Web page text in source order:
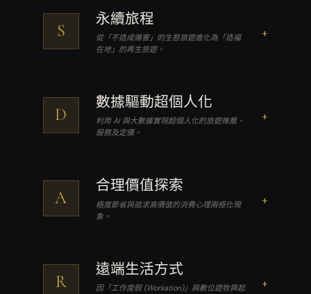
S
永續旅程
從「不造成傷害」的生態旅遊進化為「造福
在地」的再生旅遊。
+
D
數據驅動超個人化
利用 AI 與大數據實現超個人化的旅遊推薦、
服務及定價。
+
A
合理價值探索
極度節省與追求高價值的消費心理兩極化現
象。
+
R
遠端生活方式
因「工作度假 (Workation)」與數位遊牧興起
+